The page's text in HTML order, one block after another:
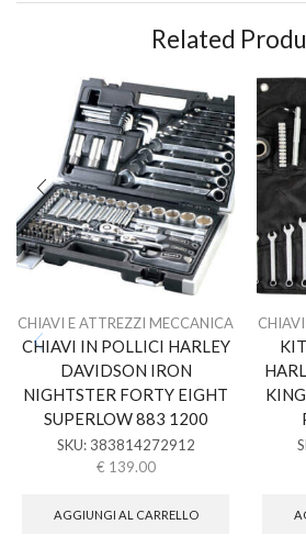
Related
CHIAVI E ATTREZZI MECCANICA
CHIAVI IN POLLICI HARLEY
DAVIDSON IRON
NIGHTSTER FORTY EIGHT
SUPERLOW 883 1200
SKU: 383814272912
€ 139.00
AGGIUNGI AL CARRELLO